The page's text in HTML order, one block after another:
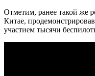
Отметим, ранее такой же
Китае,
участием тысячи